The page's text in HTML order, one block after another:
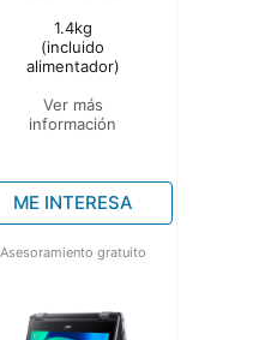
1.4kg
(incluido
alimentador)
Ver más
información
ME INTERESA
Asesoramiento gratuito